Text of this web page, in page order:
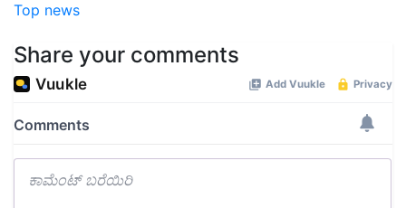
Top news
Share your comments